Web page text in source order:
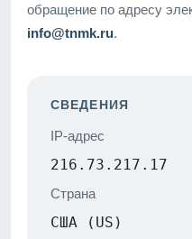
обращение по адресу
info@tnmk.ru.
СВЕДЕНИЯ
IP-адрес
216.73.217.17
Страна
США (US)